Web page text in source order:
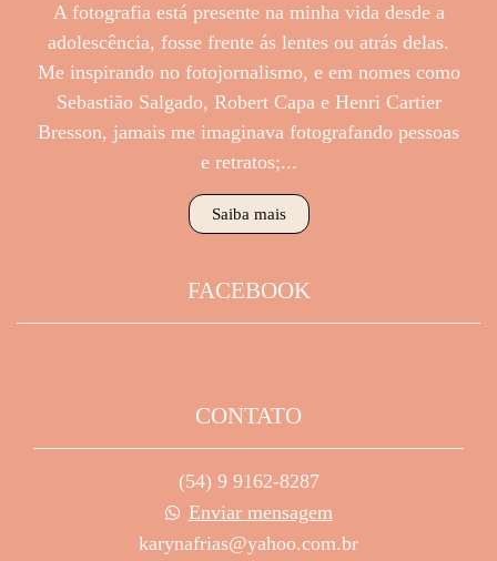
A fotografia está presente na minha vida desde a
adolescência, fosse frente ás lentes ou atrás delas.
Me inspirando no fotojornalismo, e em nomes como
Sebastião Salgado, Robert Capa e Henri Cartier
Bresson, jamais me imaginava fotografando pessoas
e retratos;...
Saiba mais
FACEBOOK
CONTATO
(54) 9 9162-8287
Enviar mensagem
karynafrias@yahoo.com.br